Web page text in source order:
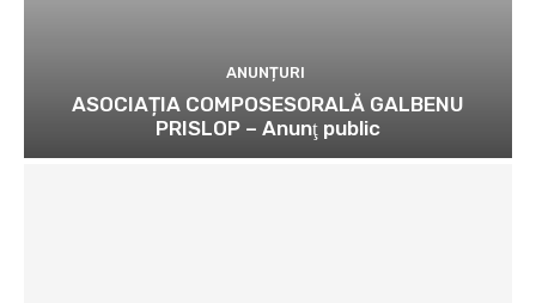
ANUNȚURI
ASOCIAȚIA COMPOSESORALĂ GALBENU
PRISLOP – Anunţ public